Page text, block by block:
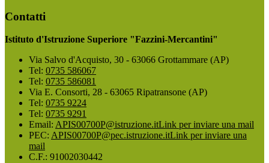
Contatti
Istituto d'Istruzione Superiore "Fazzini-Mercantini"
Via Salvo d'Acquisto, 30 - 63066 Grottammare (AP)
Tel: 0735 586067
Tel: 0735 586081
Via E. Consorti, 28 - 63065 Ripatransone (AP)
Tel: 0735 9224
Tel: 0735 9291
Email: APIS00700P@istruzione.itLink per inviare una mail
PEC: APIS00700P@pec.istruzione.itLink per inviare una
mail
C.F.: 91002030442